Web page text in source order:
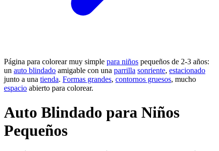
Página para colorear muy simple para niños pequeños de 2-3 años:
un auto blindado amigable con una parrilla sonriente, estacionado
junto a una tienda. Formas grandes, contornos gruesos, mucho
espacio abierto para colorear.
Auto Blindado para Niños
Pequeños